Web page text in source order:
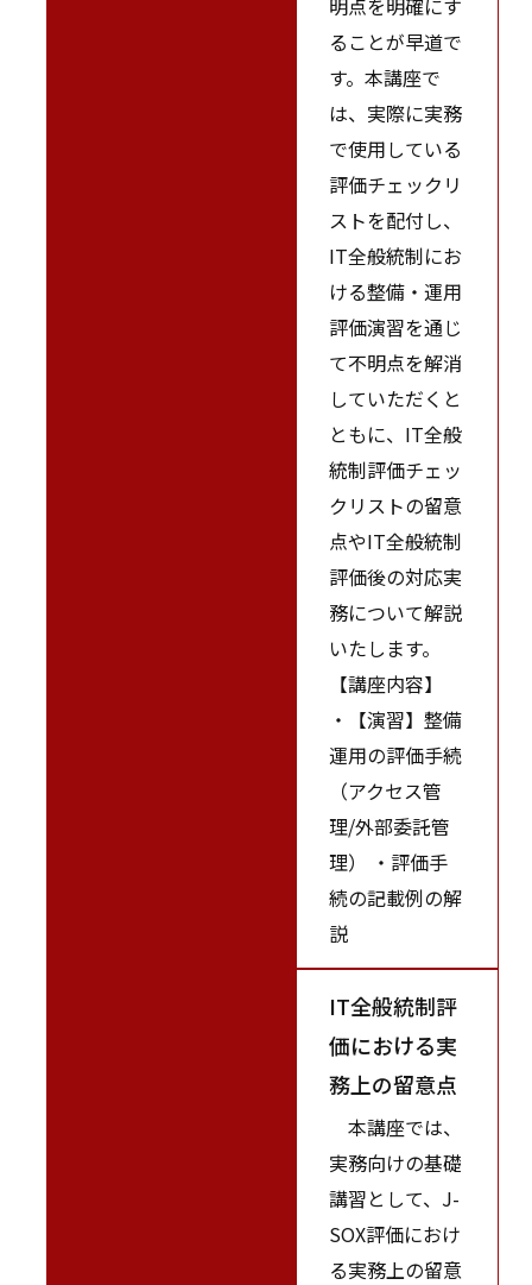
ることが早道で
す。本講座で
は、実際に実務
で使用している
評価チェックリ
ストを配付し、
IT全般統制にお
ける整備・運用
評価演習を通じ
て不明点を解消
していただくと
ともに、IT全般
統制評価チェッ
クリストの留意
点やIT全般統制
評価後の対応実
務について解説
いたします。
【講座内容】
・【演習】整備
運用の評価手続
（アクセス管
理/外部委託管
理） ・評価手
続の記載例の解
説
IT全般統制評
価における実
務上の留意点
本講座では、
実務向けの基礎
講習として、J-
SOX評価におけ
る実務上の留意